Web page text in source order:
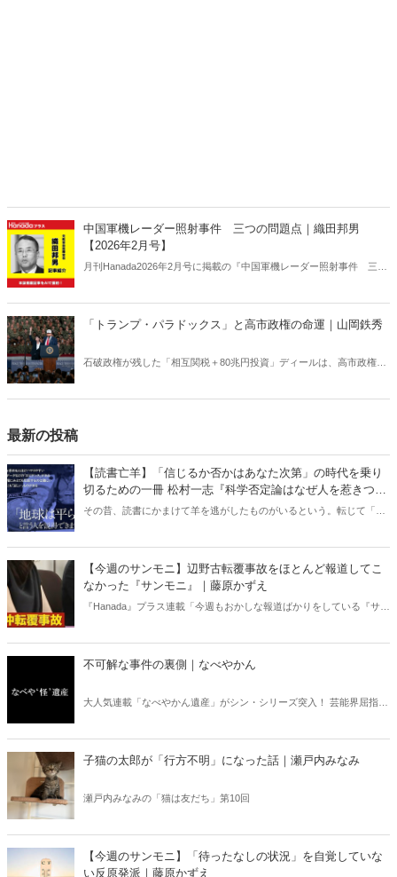
中国軍機レーダー照射事件 三つの問題点｜織田邦男
【2026年2月号】
月刊Hanada2026年2月号に掲載の『中国軍機レーダー照射事件 三つ
「トランプ・パラドックス」と高市政権の命運｜山岡鉄秀
石破政権が残した「相互関税＋80兆円投資」ディールは、高市政権に
最新の投稿
【読書亡羊】「信じるか否かはあなた次第」の時代を乗り
切るための一冊 松村一志『科学否定論はなぜ人を惹きつけ
るのか』（ちくま新書）｜梶原麻衣子
その昔、読書にかまけて羊を逃がしたものがいるという。転じて「読
ある。元月刊『Hanada』編集部員のライター・梶原がお送りする時事
書評！
【今週のサンモニ】辺野古転覆事故をほとんど報道してこ
なかった『サンモニ』｜藤原かずえ
『Hanada』プラス連載「今週もおかしな報道ばかりをしている『サン
不可解な事件の裏側｜なべやかん
大人気連載「なべやかん遺産」がシン・シリーズ突入！ 芸能界屈指の
信じるか信じないかは、あなた次第！ 芸能ニュース
子猫の太郎が「行方不明」になった話｜瀬戸内みなみ
瀬戸内みなみの「猫は友だち」第10回
【今週のサンモニ】「待ったなしの状況」を自覚していな
い反原発派｜藤原かずえ